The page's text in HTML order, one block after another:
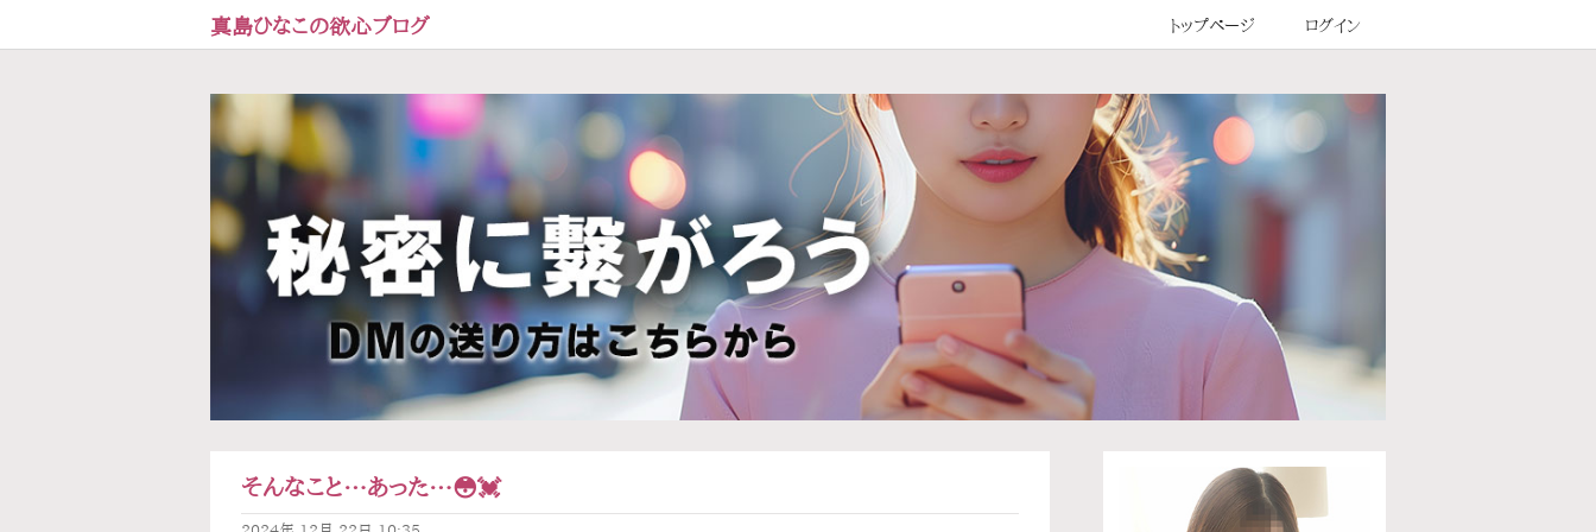
真島ひなこの欲心ブログ トップページ ログイン
そんなこと…あった…😳💓